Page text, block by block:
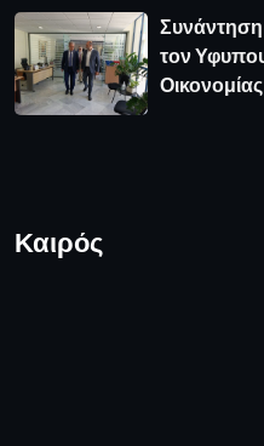
Συνάντηση
τον
Καιρός